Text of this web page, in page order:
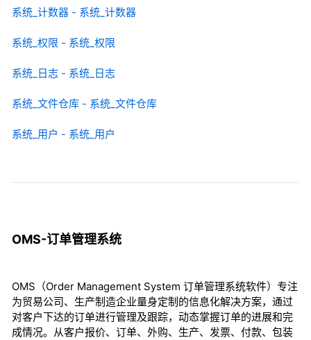
系统_计数器 - 系统_计数器
系统_权限 - 系统_权限
系统_日志 - 系统_日志
系统_文件仓库 - 系统_文件仓库
系统_用户 - 系统_用户
OMS-订单管理系统
OMS（Order Management System 订单管理系统软件）专注
为贸易公司、生产制造企业量身定制的信息化解决方案，通过
对客户下达的订单进行管理及跟踪，动态掌握订单的进展和完
成情况。从客户报价、订单、外购、生产、发票、付款、包装